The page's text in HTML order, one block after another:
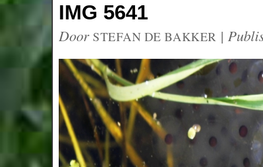
IMG 5641
Door STEFAN DE BAKKER |